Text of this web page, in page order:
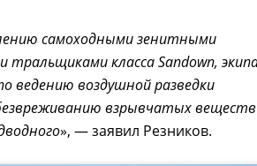
самоходными зенитными
класса Sandown,
ведению воздушной разведки
взрывчатых веществ
», — заявил Резников.